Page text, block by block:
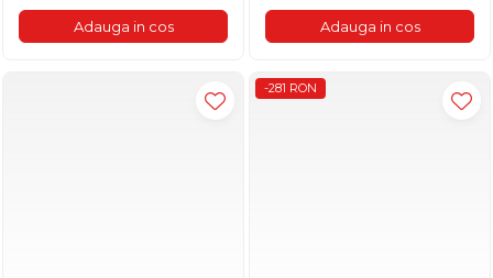
Adauga in cos Adauga in cos
-281 RON